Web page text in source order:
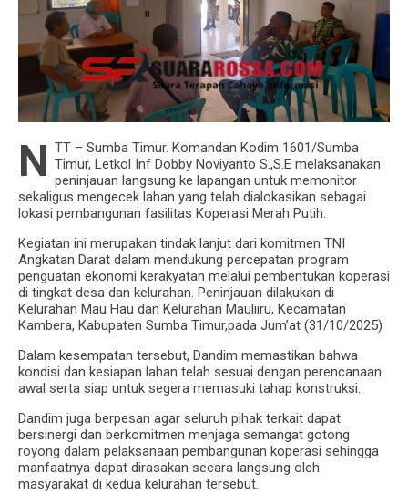
N TT – Sumba Timur. Komandan Kodim 1601/Sumba
Timur, Letkol Inf Dobby Noviyanto S.,S.E melaksanakan
peninjauan langsung ke lapangan untuk memonitor
sekaligus mengecek lahan yang telah dialokasikan sebagai
lokasi pembangunan fasilitas Koperasi Merah Putih.
Kegiatan ini merupakan tindak lanjut dari komitmen TNI
Angkatan Darat dalam mendukung percepatan program
penguatan ekonomi kerakyatan melalui pembentukan koperasi
di tingkat desa dan kelurahan. Peninjauan dilakukan di
Kelurahan Mau Hau dan Kelurahan Mauliiru, Kecamatan
Kambera, Kabupaten Sumba Timur,pada Jum’at (31/10/2025)
Dalam kesempatan tersebut, Dandim memastikan bahwa
kondisi dan kesiapan lahan telah sesuai dengan perencanaan
awal serta siap untuk segera memasuki tahap konstruksi.
Dandim juga berpesan agar seluruh pihak terkait dapat
bersinergi dan berkomitmen menjaga semangat gotong
royong dalam pelaksanaan pembangunan koperasi sehingga
manfaatnya dapat dirasakan secara langsung oleh
masyarakat di kedua kelurahan tersebut.